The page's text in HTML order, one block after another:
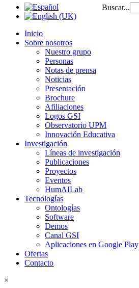
Buscar...
Inicio
Sobre nosotros
Nuestro grupo
Personas
Notas de prensa
Noticias
Presentación
Brochure
Afiliaciones
Logos GSI
Observatorio UPM
Innovación Educativa
Investigación
Líneas de investigación
Publicaciones
Proyectos
Eventos
HumAILab
Tecnologías
Ontologías
Software
Demos
Canal GSI
Aplicaciones en Google Play
Ofertas
Contacto
×